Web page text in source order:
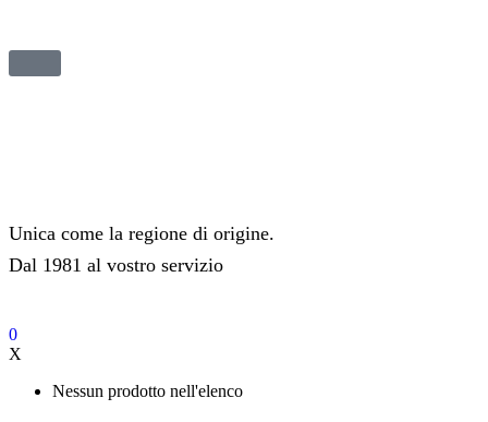
Unica come la regione di origine.
Dal 1981 al vostro servizio
0
X
Nessun prodotto nell'elenco